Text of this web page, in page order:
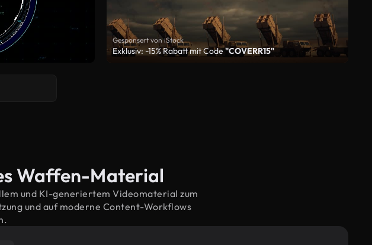
Gesponsert von iStock
Exklusiv: -15% Rabatt mit Code"COVERR15"
Waffen-Material
und KI-generiertem Videomaterial zum
und auf moderne Content-Workflows